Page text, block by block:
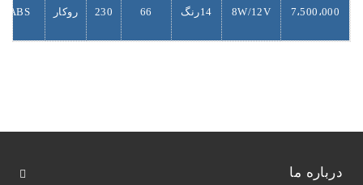
7،500،000 8W/12V 14رنگ 66
230 روکار ABS
درباره ما